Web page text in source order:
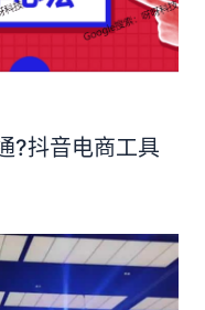
?抖音电商工具